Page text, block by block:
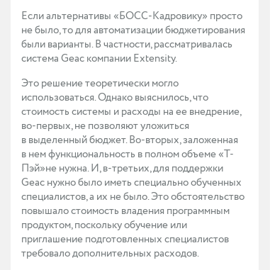
Если альтернативы «БОСС-Кадровику» просто
не было, то для автоматизации бюджетирования
были варианты. В частности, рассматривалась
система Geac компании Extensity.
Это решение теоретически могло
использоваться. Однако выяснилось, что
стоимость системы и расходы на ее внедрение,
во-первых, не позволяют уложиться
в выделенный бюджет. Во-вторых, заложенная
в нем функциональность в полном объеме «Т-
Пэй»не нужна. И, в-третьих, для поддержки
Geac нужно было иметь специально обученных
специалистов, а их не было. Это обстоятельство
повышало стоимость владения программным
продуктом, поскольку обучение или
приглашение подготовленных специалистов
требовало дополнительных расходов.